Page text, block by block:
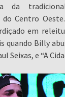
da
Centro
em
quando Billy
Seixas, e “A